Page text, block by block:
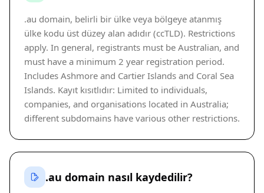
.au domain, belirli bir ülke veya bölgeye atanmış
ülke kodu üst düzey alan adıdır (ccTLD). Restrictions
apply. In general, registrants must be Australian, and
must have a minimum 2 year registration period.
Includes Ashmore and Cartier Islands and Coral Sea
Islands. Kayıt kısıtlıdır: Limited to individuals,
companies, and organisations located in Australia;
different subdomains have various other restrictions.
.au domain nasıl kaydedilir?